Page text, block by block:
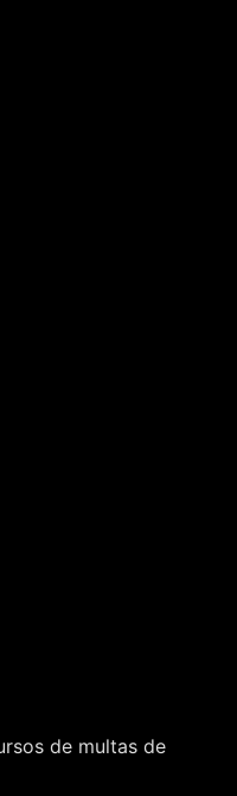
de multas de